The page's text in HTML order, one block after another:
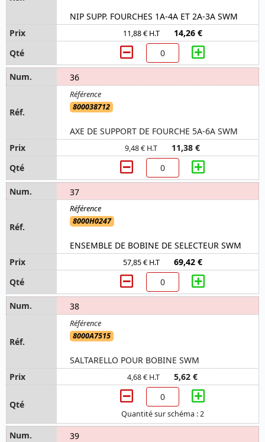
NIP SUPP. FOURCHES 1A-4A ET 2A-3A SWM
11,88 € H.T 14,26 €
36
800038712
AXE DE SUPPORT DE FOURCHE 5A-6A SWM
9,48 € H.T 11,38 €
37
8000H0247
ENSEMBLE DE BOBINE DE SELECTEUR SWM
57,85 € H.T 69,42 €
38
8000A7515
SALTARELLO POUR BOBINE SWM
4,68 € H.T 5,62 €
Quantité sur schéma : 2
39